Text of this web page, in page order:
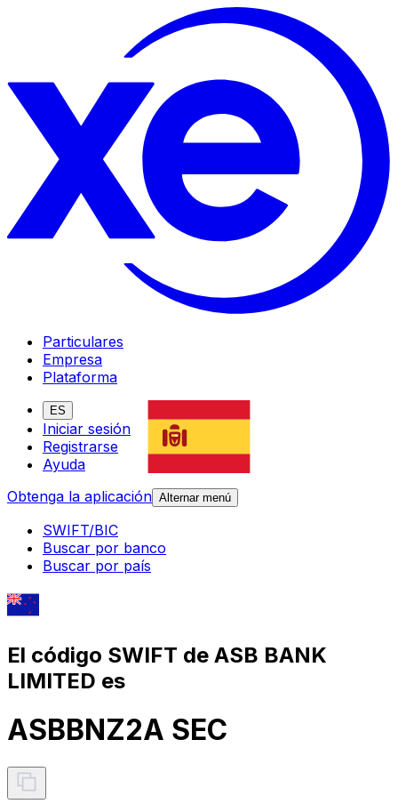
Particulares
Empresa
Plataforma
ES
Iniciar sesión
Registrarse
Ayuda
Obtenga la aplicación Alternar menú
SWIFT/BIC
Buscar por banco
Buscar por país
El código SWIFT de ASB BANK
LIMITED es
ASBBNZ2A SEC